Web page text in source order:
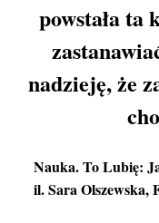
powstała ta
nadzieję, że
Nauka. To Lubię:
il. Sara Olszewska,